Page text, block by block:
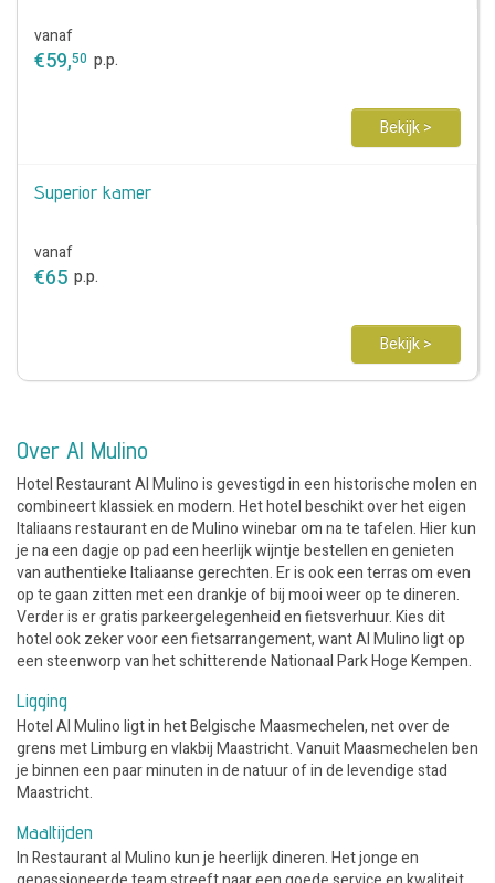
vanaf
€59,50 p.p.
Bekijk >
Superior kamer
vanaf
€65 p.p.
Bekijk >
Over Al Mulino
Hotel Restaurant Al Mulino is gevestigd in een historische molen en
combineert klassiek en modern. Het hotel beschikt over het eigen
Italiaans restaurant en de Mulino winebar om na te tafelen. Hier kun
je na een dagje op pad een heerlijk wijntje bestellen en genieten
van authentieke Italiaanse gerechten. Er is ook een terras om even
op te gaan zitten met een drankje of bij mooi weer op te dineren.
Verder is er gratis parkeergelegenheid en fietsverhuur. Kies dit
hotel ook zeker voor een fietsarrangement, want Al Mulino ligt op
een steenworp van het schitterende Nationaal Park Hoge Kempen.
Ligging
Hotel Al Mulino ligt in het Belgische Maasmechelen, net over de
grens met Limburg en vlakbij Maastricht. Vanuit Maasmechelen ben
je binnen een paar minuten in de natuur of in de levendige stad
Maastricht.
Maaltijden
In Restaurant al Mulino kun je heerlijk dineren. Het jonge en